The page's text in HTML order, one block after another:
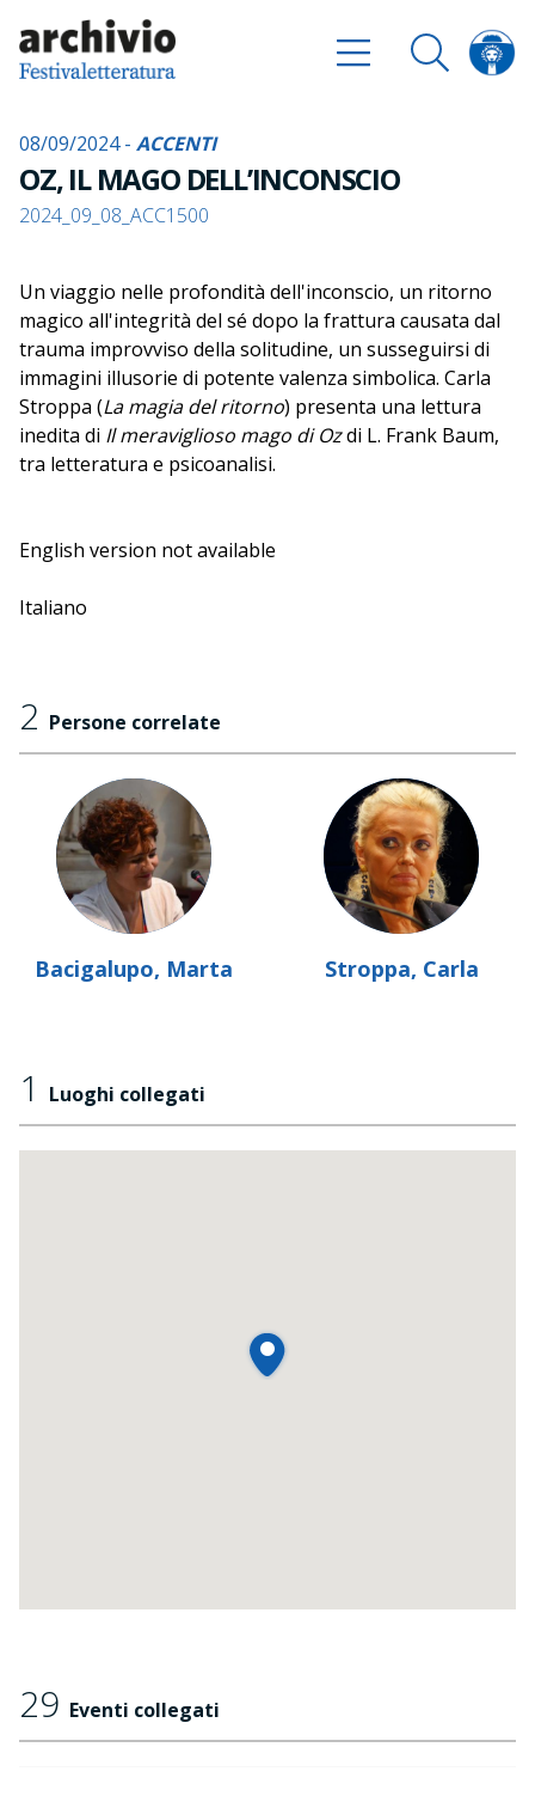
08/09/2024 - ACCENTI
OZ, IL MAGO DELL’INCONSCIO
2024_09_08_ACC1500
Un viaggio nelle profondità dell'inconscio, un ritorno
magico all'integrità del sé dopo la frattura causata dal
trauma improvviso della solitudine, un susseguirsi di
immagini illusorie di potente valenza simbolica. Carla
Stroppa (La magia del ritorno) presenta una lettura
inedita di Il meraviglioso mago di Ozdi L. Frank Baum,
tra letteratura e psicoanalisi.
English version not available
Italiano
2 Persone correlate
Bacigalupo, Marta Stroppa, Carla
1 Luoghi collegati
29 Eventi collegati